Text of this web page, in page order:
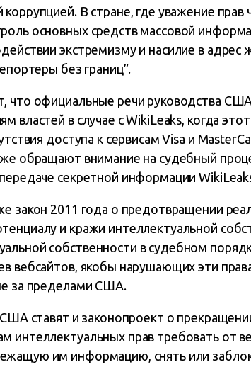
В стране, где уважение прав
основных средств массовой
экстремизму и насилие в адрес
без границ”.
что официальные речи руководства
властей в случае с WikiLeaks, когда
доступа к сервисам Visa и
обращают внимание на судебный
секретной информации
закон 2011 года о предотвращении
и кражи интеллектуальной
собственности в судебном
вебсайтов, якобы нарушающих эти
за пределами США.
ставят и законопроект о
интеллектуальных прав требовать от
им информацию, снять или